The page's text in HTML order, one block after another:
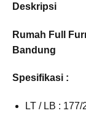
Deskripsi
Rumah Full
Bandung
Spesifikasi :
LT / LB : 177/